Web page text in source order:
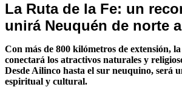
Turismo
Religioso
La Ruta de la Fe: un
unirá Neuquén de norte
Con más de 800 kilómetros de extensión,
conectará los atractivos naturales y
Desde Ailinco hasta el sur neuquino, será
espiritual y cultural.